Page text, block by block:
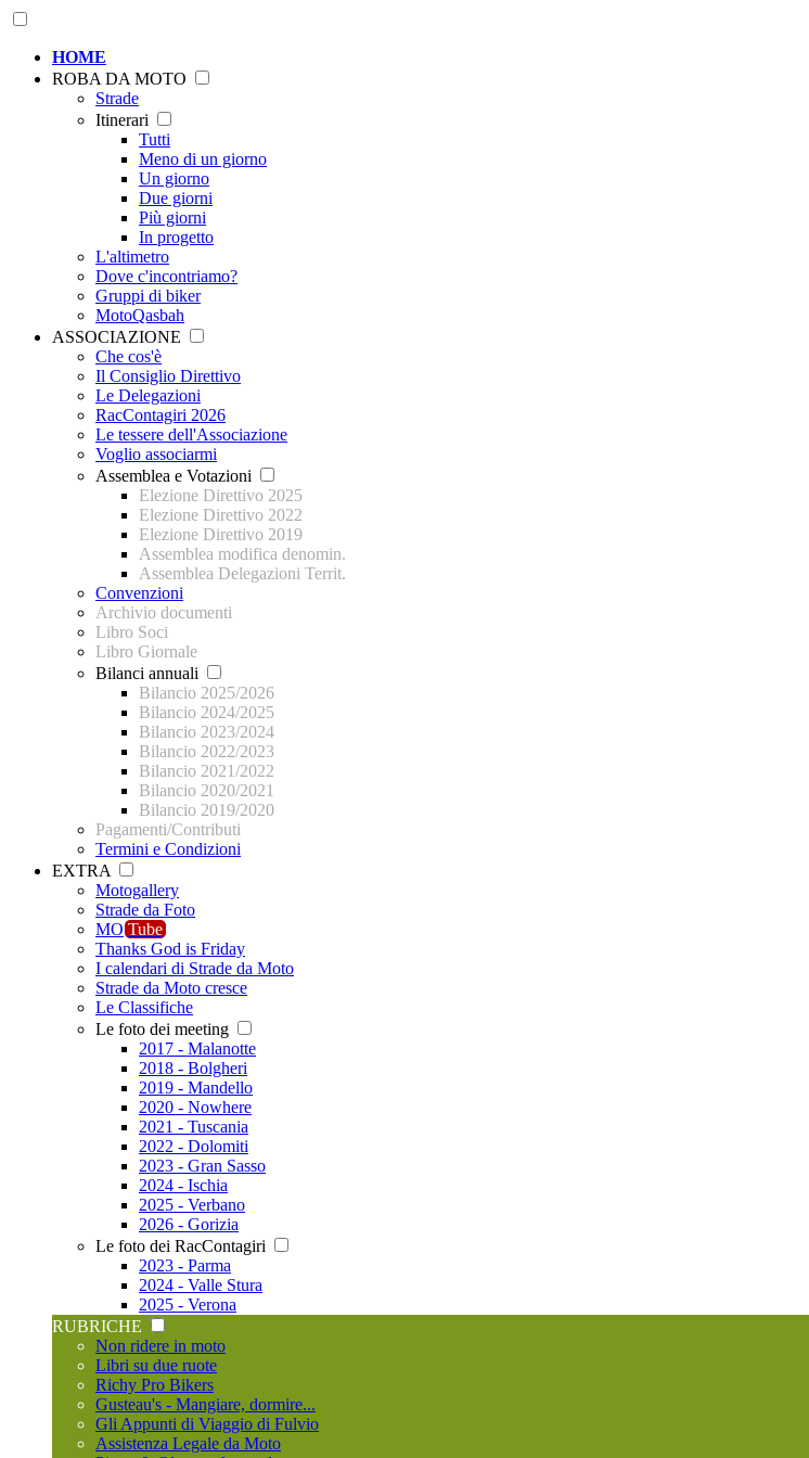
HOME
ROBA DA MOTO
Strade
Itinerari
Tutti
Meno di un giorno
Un giorno
Due giorni
Più giorni
In progetto
L'altimetro
Dove c'incontriamo?
Gruppi di biker
MotoQasbah
ASSOCIAZIONE
Che cos'è
Il Consiglio Direttivo
Le Delegazioni
RacContagiri 2026
Le tessere dell'Associazione
Voglio associarmi
Assemblea e Votazioni
Elezione Direttivo 2025
Elezione Direttivo 2022
Elezione Direttivo 2019
Assemblea modifica denomin.
Assemblea Delegazioni Territ.
Convenzioni
Archivio documenti
Libro Soci
Libro Giornale
Bilanci annuali
Bilancio 2025/2026
Bilancio 2024/2025
Bilancio 2023/2024
Bilancio 2022/2023
Bilancio 2021/2022
Bilancio 2020/2021
Bilancio 2019/2020
Pagamenti/Contributi
Termini e Condizioni
EXTRA
Motogallery
Strade da Foto
MO Tube
Thanks God is Friday
I calendari di Strade da Moto
Strade da Moto cresce
Le Classifiche
Le foto dei meeting
2017 - Malanotte
2018 - Bolgheri
2019 - Mandello
2020 - Nowhere
2021 - Tuscania
2022 - Dolomiti
2023 - Gran Sasso
2024 - Ischia
2025 - Verbano
2026 - Gorizia
Le foto dei RacContagiri
2023 - Parma
2024 - Valle Stura
2025 - Verona
RUBRICHE
Non ridere in moto
Libri su due ruote
Richy Pro Bikers
Gusteau's - Mangiare, dormire...
Gli Appunti di Viaggio di Fulvio
Assistenza Legale da Moto